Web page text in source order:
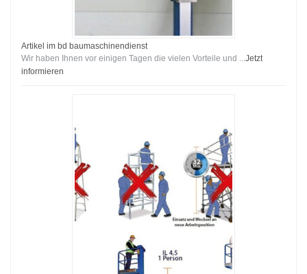
Artikel im bd baumaschinendienst
Wir haben Ihnen vor einigen Tagen die vielen Vorteile und ... Jetzt
informieren